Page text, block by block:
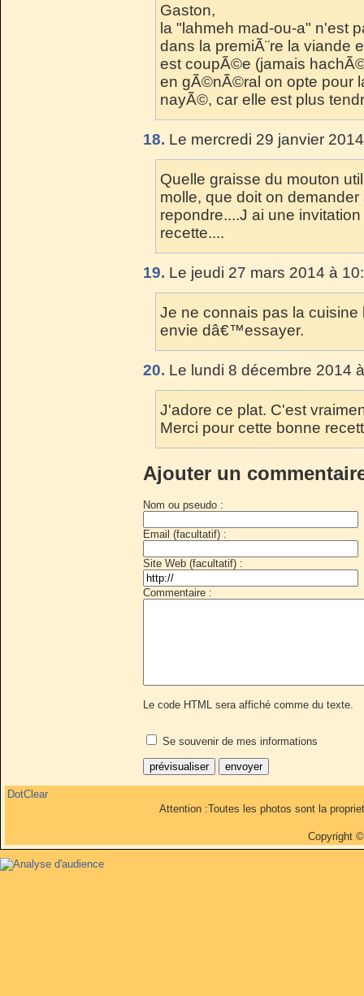
Gaston,
la "lahmeh mad-ou-a" n'est
dans la premiÃ¨re la viande
est coupÃ©e (jamais
en gÃ©nÃ©ral on opte pour
nayÃ©, car elle est plus
18. Le mercredi 29 janvier
Quelle graisse du mouton
molle, que doit on
repondre....J ai une
recette....
19. Le jeudi 27 mars 2014 à
Je ne connais pas la cuisine
envie dâ€™essayer.
20. Le lundi 8 décembre 2014
J'adore ce plat. C'est
Merci pour cette bonne
Ajouter un
Nom ou pseudo :
Email (facultatif) :
Site Web (facultatif) :
Commentaire :
Le code HTML sera affiché comme du texte.
Se souvenir de mes informations
DotClear
Attention :Toutes les photos sont la
Copyright